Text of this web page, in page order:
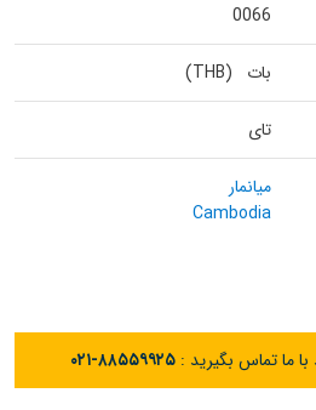
0066
بات (THB)
تای
میانمار
Cambodia
با ما تماس بگیرید :۰۲۱-۸۸۵۵۹۹۲۵